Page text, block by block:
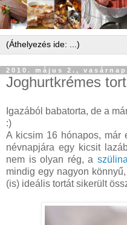
2010. május 2., vasárnap
Joghurtkrémes
Igazából babatorta, de a
:)
A kicsim 16 hónapos, már
névnapjára egy kicsit
nem is olyan rég, a
mindig egy nagyon
(is) ideális tortát sikerült